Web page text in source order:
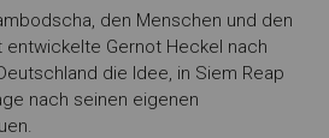
den Menschen und den
entwickelte Gernot Heckel nach
die Idee, in Siem Reap
nach seinen eigenen